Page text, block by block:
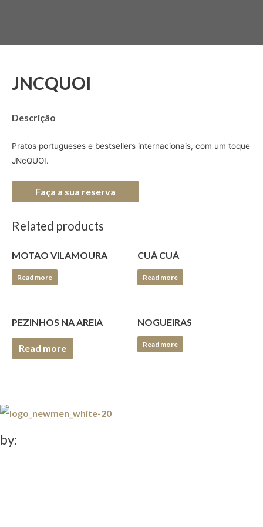
JNCQUOI
Descrição
Pratos portugueses e bestsellers internacionais, com um toque
JNcQUOI.
Faça a sua reserva
Related products
MOTAO VILAMOURA
Read more
CUÁ CUÁ
Read more
PEZINHOS NA AREIA
Read more
NOGUEIRAS
Read more
by: